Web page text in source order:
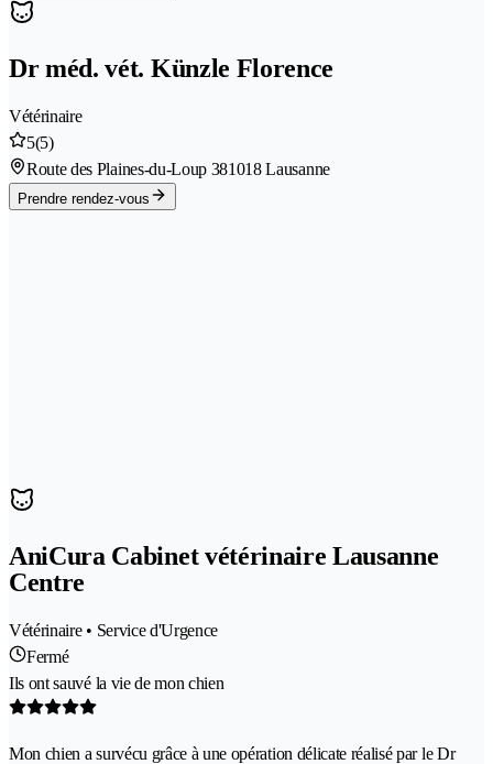
Dr méd. vét. Künzle Florence
Vétérinaire
5(5)
Route des Plaines-du-Loup 381018 Lausanne
Prendre rendez-vous
AniCura Cabinet vétérinaire Lausanne
Centre
Vétérinaire • Service d'Urgence
Fermé
Ils ont sauvé la vie de mon chien
Mon chien a survécu grâce à une opération délicate réalisé par le Dr